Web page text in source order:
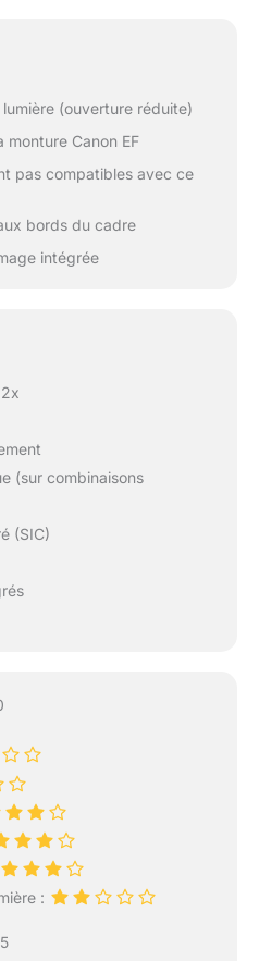
(ouverture réduite)
Canon EF
pas compatibles avec ce
bords du cadre
intégrée
(sur combinaisons
(SIC)
: